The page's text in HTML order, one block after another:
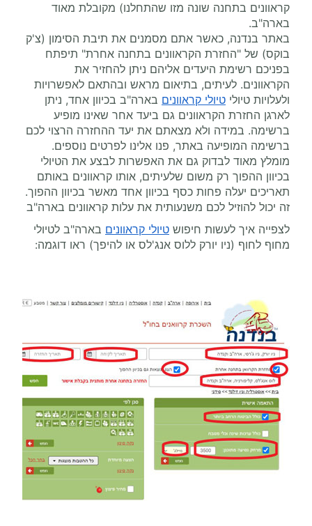
קראוונים בתחנה שונה מזו שהתחלנו) מקובלת מאוד
בארה"ב.
באתר בנדנה, כאשר אתם מסמנים את תיבת הסימון (צ'ק
בוקס) של "החזרת הקראוונים בתחנה אחרת" תיפתח
בפניכם רשימת היעדים אליהם ניתן להחזיר את
הקראוונים. לעיתים, בתיאום מראש ובהתאם לאפשרויות
ולעלויות טיולי טיולי קראוונים בארה"ב בכיוון אחד, ניתן
לארגן החזרת הקראוונים גם ביעד אחר שאינו מופיע
ברשימה. במידה ולא מצאתם את יעד ההחזרה הרצוי לכם
ברשימה המופיעה באתר, פנו אלינו לפרטים נוספים.
מומלץ מאוד לבדוק גם את האפשרות לבצע את הטיולי
בכיוון ההפוך רק משום שלעיתים, אותו קראוונים באותם
תאריכים יעלה פחות כסף בכיוון אחד מאשר בכיוון ההפוך.
זה יכול להוזיל לכם משנעותית את עלות קראוונים בארה"ב
לצפייה איך לעשות חיפוש טיולי קראוונים בארה"ב לטיולי
מחוף לחוף (ניו יורק ללוס אנג'לס או להיפך) ראו דוגמה: